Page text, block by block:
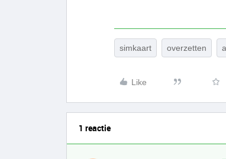
simkaart overzetten
Like
1 reactie